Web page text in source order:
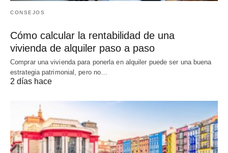
CONSEJOS
Cómo calcular la rentabilidad de una
vivienda de alquiler paso a paso
Comprar una vivienda para ponerla en alquiler puede ser una buena
estrategia patrimonial, pero no…
2 días hace